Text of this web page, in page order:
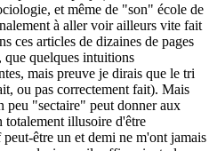
et même de "son" école de
à aller voir ailleurs vite fait
ces articles de dizaines de pages
que quelques intuitions
mais preuve je dirais que le tri
ou pas correctement fait). Mais
peu "sectaire" peut donner aux
totalement illusoire d'être
être un et demi ne m'ont jamais